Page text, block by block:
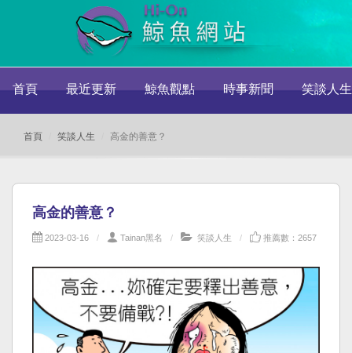
首頁 最近更新 鯨魚觀點 時事新聞 笑談人生
首頁 笑談人生 高金的善意？
高金的善意？
2023-03-16 Tainan黑名 笑談人生 推薦數：2657